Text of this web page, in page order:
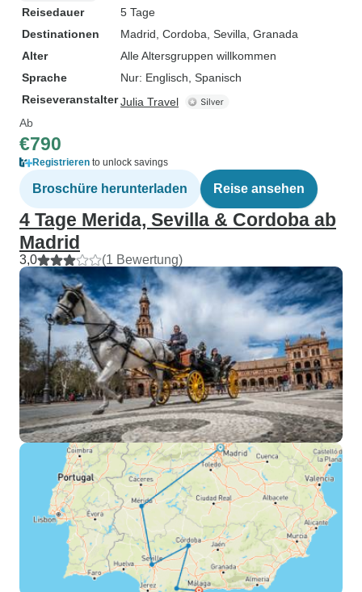
Reisedauer
5 Tage
Destinationen
Madrid , Cordoba , Sevilla , Granada
Alter
Alle Altersgruppen willkommen
Sprache
Nur: Englisch, Spanisch
ReiseveranstalterJulia Travel
Ab
€790
Registrieren to unlock savings
Broschüre herunterladen Reise ansehen
4 Tage Merida, Sevilla & Cordoba ab
Madrid
3,0 (1 Bewertung)